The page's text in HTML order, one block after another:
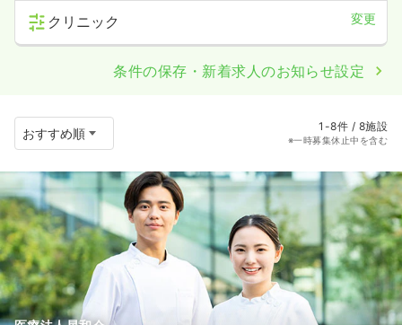
クリニック 変更
条件の保存・新着求人のお知らせ設定
1-8件 / 8施設
※一時募集休止中を含む